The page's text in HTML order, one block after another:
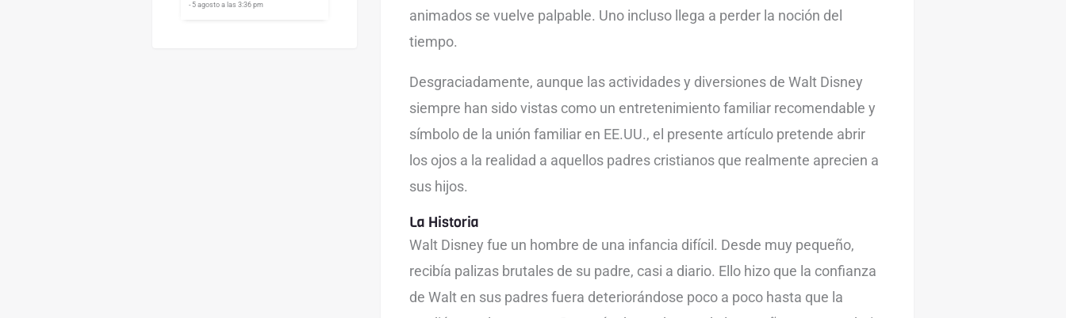
- 5 agosto a las 3:36 pm
animados se vuelve palpable. Uno incluso llega a perder la noción del
tiempo.
Desgraciadamente, aunque las actividades y diversiones de Walt Disney
siempre han sido vistas como un entretenimiento familiar recomendable y
símbolo de la unión familiar en EE.UU., el presente artículo pretende abrir
los ojos a la realidad a aquellos padres cristianos que realmente aprecien a
sus hijos.
La Historia
Walt Disney fue un hombre de una infancia difícil. Desde muy pequeño,
recibía palizas brutales de su padre, casi a diario. Ello hizo que la confianza
de Walt en sus padres fuera deteriorándose poco a poco hasta que la